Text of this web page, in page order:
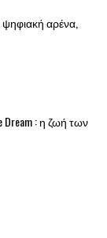
ψηφιακή αρένα,
Dream : η ζωή των